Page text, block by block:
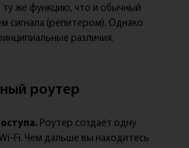
ту же функцию, что и обычный
сигнала (репитером). Однако
различия.
роутер
Роутер создаёт одну
Fi. Чем дальше вы находитесь